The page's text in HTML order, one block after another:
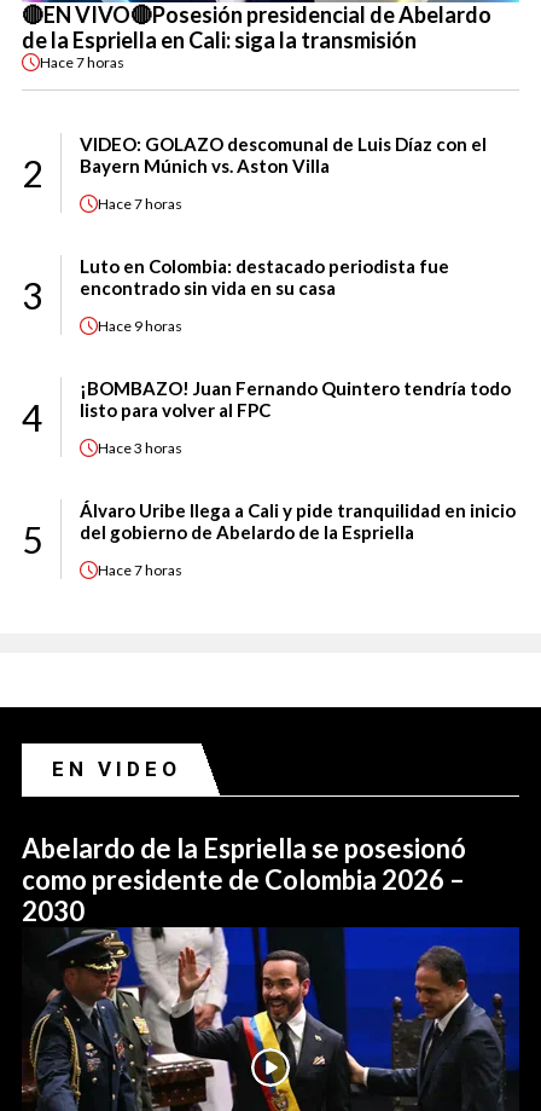
🔴EN VIVO🔴Posesión presidencial de Abelardo
de la Espriella en Cali: siga la transmisión
Hace7 horas
2
VIDEO: GOLAZO descomunal de Luis Díaz con el
Bayern Múnich vs. Aston Villa
Hace7 horas
3
Luto en Colombia: destacado periodista fue
encontrado sin vida en su casa
Hace 9 horas
4
¡BOMBAZO! Juan Fernando Quintero tendría todo
listo para volver al FPC
Hace3 horas
5
Álvaro Uribe llega a Cali y pide tranquilidad en inicio
del gobierno de Abelardo de la Espriella
Hace7 horas
EN VIDEO
Abelardo de la Espriella se posesionó
como presidente de Colombia 2026 –
2030